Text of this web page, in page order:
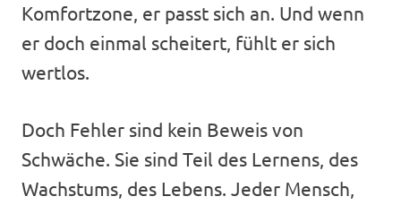
Komfortzone, er passt sich an. Und wenn
er doch einmal scheitert, fühlt er sich
wertlos.
Doch Fehler sind kein Beweis von
Schwäche. Sie sind Teil des Lernens, des
Wachstums, des Lebens. Jeder Mensch,